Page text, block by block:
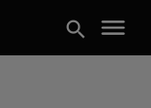
search menu